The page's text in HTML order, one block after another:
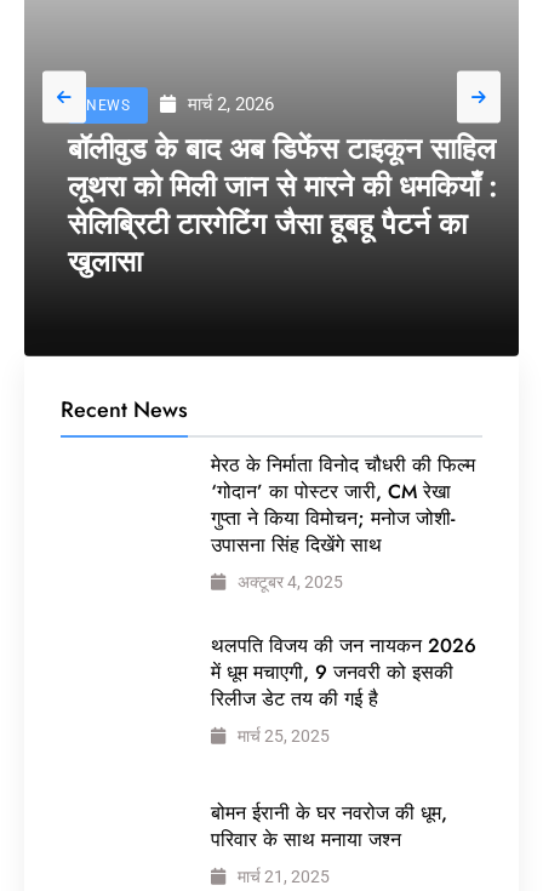
NEWS मार्च 2, 2026
बॉलीवुड के बाद अब डिफेंस टाइकून साहिल
लूथरा को मिली जान से मारने की धमकियाँ :
सेलिब्रिटी टारगेटिंग जैसा हूबहू पैटर्न का
खुलासा
Recent News
मेरठ के निर्माता विनोद चौधरी की फिल्म
‘गोदान’ का पोस्टर जारी, CM रेखा
गुप्ता ने किया विमोचन; मनोज जोशी-
उपासना सिंह दिखेंगे साथ
अक्टूबर 4, 2025
थलपति विजय की जन नायकन 2026
में धूम मचाएगी, 9 जनवरी को इसकी
रिलीज डेट तय की गई है
मार्च 25, 2025
बोमन ईरानी के घर नवरोज की धूम,
परिवार के साथ मनाया जश्न
मार्च 21, 2025